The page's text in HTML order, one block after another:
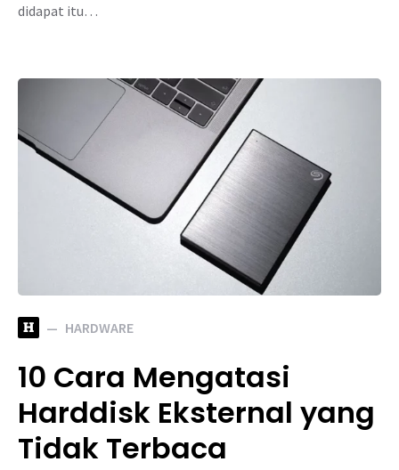
didapat itu…
H HARDWARE
10 Cara Mengatasi
Harddisk Eksternal yang
Tidak Terbaca